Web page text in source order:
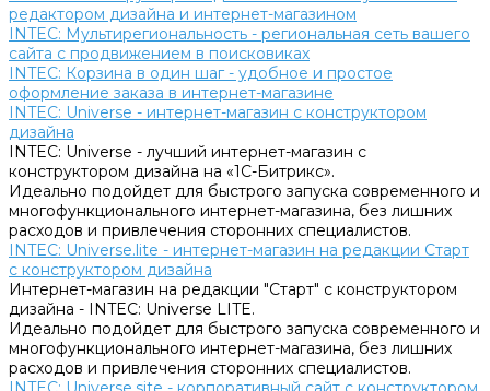
редактором дизайна и интернет-магазином
INTEC: Мультирегиональность - региональная сеть вашего
сайта с продвижением в поисковиках
INTEC: Корзина в один шаг - удобное и простое
оформление заказа в интернет-магазине
INTEC: Universe - интернет-магазин с конструктором
дизайна
INTEC: Universe - лучший интернет-магазин с
конструктором дизайна на «1C-Битрикс».
Идеально подойдет для быстрого запуска современного и
многофункционального интернет-магазина, без лишних
расходов и привлечения сторонних специалистов.
INTEC: Universe.lite - интернет-магазин на редакции Старт
с конструктором дизайна
Интернет-магазин на редакции "Старт" с конструктором
дизайна - INTEC: Universe LITE.
Идеально подойдет для быстрого запуска современного и
многофункционального интернет-магазина, без лишних
расходов и привлечения сторонних специалистов.